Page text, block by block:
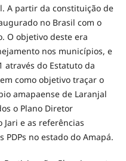
A partir da constituição de
no Brasil com o
O objetivo deste era
nos municípios, e
através do Estatuto da
como objetivo traçar o
amapaense de Laranjal
o Plano Diretor
Jari e as referências
no estado do Amapá.